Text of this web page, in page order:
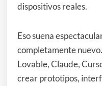
dispositivos reales.
Eso suena
completamente
Lovable, Claude,
crear prototipos,